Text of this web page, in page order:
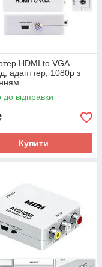
HDMI to VGA
адапттер, 1080p з
до відправки
Купити